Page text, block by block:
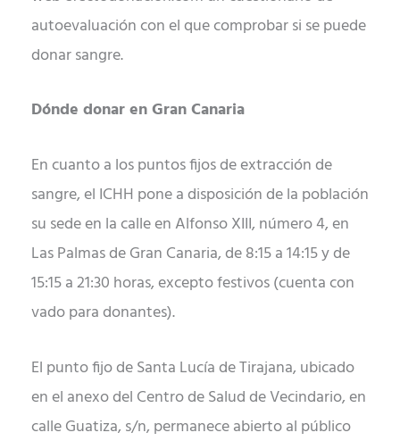
autoevaluación con el que comprobar si se puede
donar sangre.
Dónde donar en Gran Canaria
En cuanto a los puntos fijos de extracción de
sangre, el ICHH pone a disposición de la población
su sede en la calle en Alfonso XIII, número 4, en
Las Palmas de Gran Canaria, de 8:15 a 14:15 y de
15:15 a 21:30 horas, excepto festivos (cuenta con
vado para donantes).
El punto fijo de Santa Lucía de Tirajana, ubicado
en el anexo del Centro de Salud de Vecindario, en
calle Guatiza, s/n, permanece abierto al público